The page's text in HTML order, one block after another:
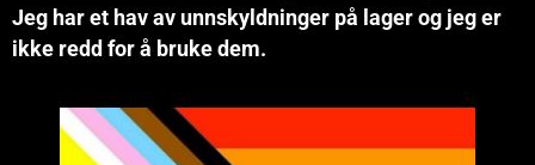
Jeg har et hav av unnskyldninger på lager og jeg er
ikke redd for å bruke dem.